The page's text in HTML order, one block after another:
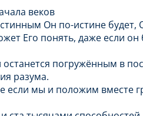
веков
Он по-истине будет,
Его понять, даже если
погружённым в
разума.
если мы и положим вместе